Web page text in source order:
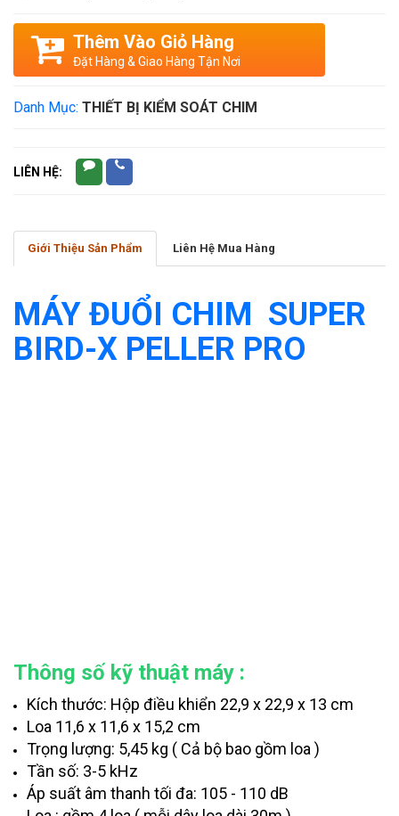
Thêm Vào Giỏ Hàng
Đặt Hàng & Giao Hàng Tận Nơi
Danh Mục: THIẾT BỊ KIỂM SOÁT CHIM
LIÊN HỆ:
Giới Thiệu Sản Phẩm Liên Hệ Mua Hàng
MÁY ĐUỔI CHIM SUPER
BIRD-X PELLER PRO
Thông số kỹ thuật máy :
Kích thước: Hộp điều khiển 22,9 x 22,9 x 13 cm
Loa 11,6 x 11,6 x 15,2 cm
Trọng lượng: 5,45 kg ( Cả bộ bao gồm loa )
Tần số: 3-5 kHz
Áp suất âm thanh tối đa: 105 - 110 dB